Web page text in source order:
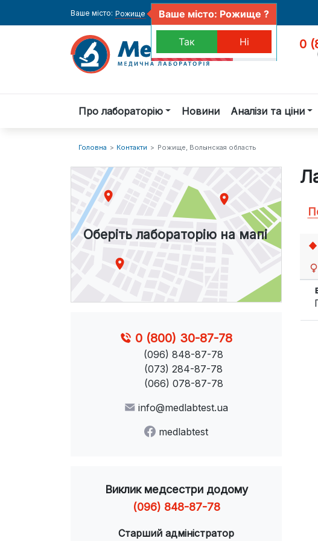
Ваше місто: Рожище
0
Про лабораторію Новини Аналізи та ціни
Головна Контакти Рожище, Волынская область
Оберіть лабораторію на мапі
0 (800) 30-87-78
(096) 848-87-78
(073) 284-87-78
(066) 078-87-78
info@medlabtest.ua
medlabtest
Виклик медсестри додому
(096) 848-87-78
Старший адміністратор
Ваше місто: Рожище ?
Так Ні